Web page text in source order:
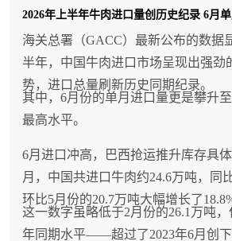
2026年上半年牛肉进口量创历史纪录 6月
海关总署（GACC）最新公布的数据
半年，中国牛肉进口市场呈现出强劲
势，进口总量刷新历史同期纪录。
其中，6月份的单月进口量更是攀升
最高水平。
6月进口冲高，巴西抢运推升库存具
月，中国共进口牛肉约24.6万吨，同
环比5月份的20.7万吨大幅增长了
这一数字虽略低于2月份的26.1万吨
年同期水平——超过了2023年6月创下